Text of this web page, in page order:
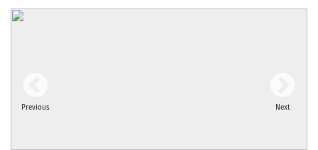
Previous Next